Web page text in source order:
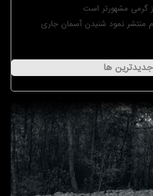
مشهورتر است
منتشر نمود شنیدن آسمان جاری
جدیدترین ها